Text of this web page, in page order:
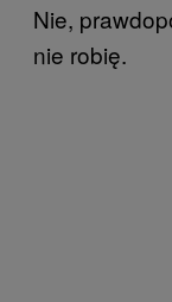
Nie,
nie robię.